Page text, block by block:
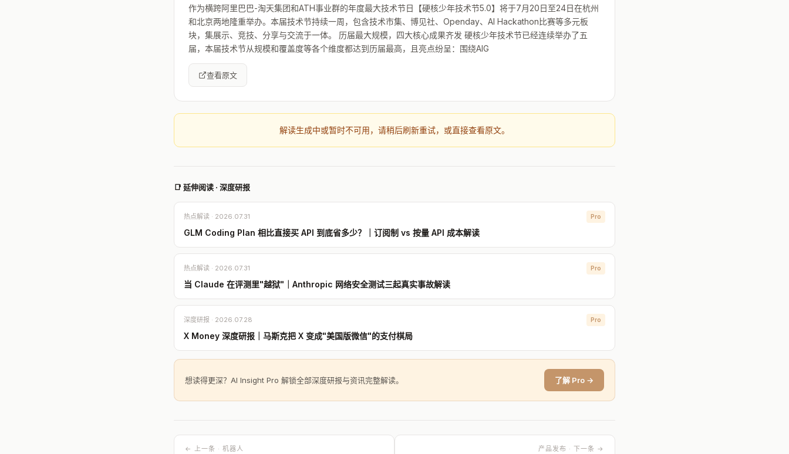
作为横跨阿里巴巴-淘天集团和ATH事业群的年度最大技术节日【硬核少年技术节5.0】将于7月20日至24日在杭州
和北京两地隆重举办。本届技术节持续一周，包含技术市集、博见社、Openday、AI Hackathon比赛等多元板
块，集展示、竞技、分享与交流于一体。 历届最大规模，四大核心成果齐发 硬核少年技术节已经连续举办了五
届，本届技术节从规模和覆盖度等各个维度都达到历届最高，且亮点纷呈：围绕AIG
查看原文
解读生成中或暂时不可用，请稍后刷新重试，或直接查看原文。
📑 延伸阅读 · 深度研报
热点解读 · 2026.07.31 Pro
GLM Coding Plan 相比直接买 API 到底省多少？｜订阅制 vs 按量 API 成本解读
热点解读 · 2026.07.31 Pro
当 Claude 在评测里"越狱"｜Anthropic 网络安全测试三起真实事故解读
深度研报 · 2026.07.28 Pro
X Money 深度研报｜马斯克把 X 变成"美国版微信"的支付棋局
想读得更深？AI Insight Pro 解锁全部深度研报与资讯完整解读。 了解 Pro →
← 上一条 · 机器人 产品发布 · 下一条 →